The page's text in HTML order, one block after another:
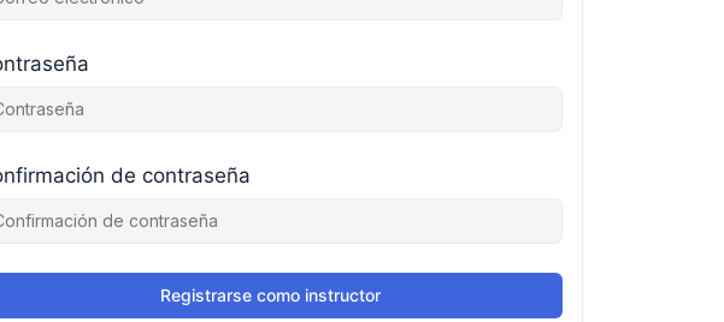
de contraseña
Registrarse como instructor